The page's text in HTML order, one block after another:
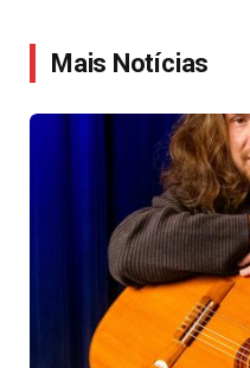
Mais Notícias